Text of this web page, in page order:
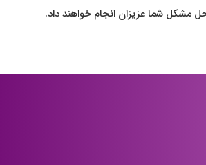
مشکل شما عزیزان انجام خواهند داد.